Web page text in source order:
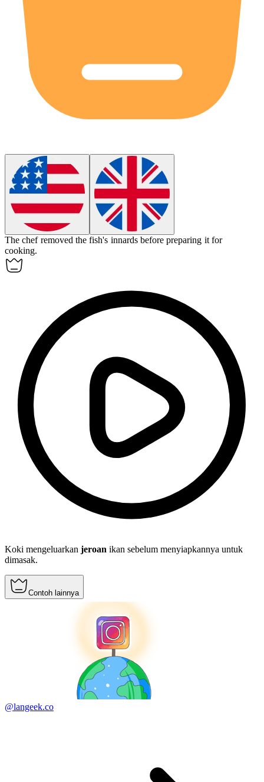
The chef removed the fish's innards before preparing it for
cooking.
Koki mengeluarkan jeroan ikan sebelum menyiapkannya untuk
dimasak.
Contoh lainnya
@langeek.co